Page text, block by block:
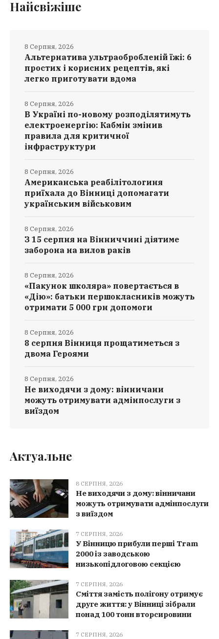
Найсвіжіше
Альтернатива ультраобробленій їжі: 6
простих і корисних рецептів, які
легко приготувати вдома
8 Серпня, 2026
В Україні по-новому розподілятимуть
електроенергію: Кабмін змінив
правила для критичної
інфраструктури
8 Серпня, 2026
Американська реабілітологиня
приїхала до Вінниці допомагати
українським військовим
8 Серпня, 2026
З 15 серпня на Вінниччині діятиме
заборона на вилов раків
8 Серпня, 2026
«Пакунок школяра» повертається в
«Дію»: батьки першокласників можуть
отримати 5 000 грн допомоги
8 Серпня, 2026
8 серпня Вінниця прощатиметься з
двома Героями
8 Серпня, 2026
Не виходячи з дому: вінничани
можуть отримувати адмінпослуги з
виїздом
8 Серпня, 2026
Актуальне
8 СЕРПНЯ, 2026
Не виходячи з дому: вінничани
можуть отримувати адмінпослуги
з виїздом
7 СЕРПНЯ, 2026
У Вінницю прибули перші Tram
2000 із заводською
низькопідлоговою секцією
7 СЕРПНЯ, 2026
Сміття замість полігону отримує
друге життя: у Вінниці зібрали
понад 100 тонн вторсировини
7 СЕРПНЯ, 2026